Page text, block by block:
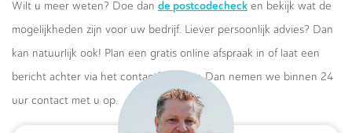
Wilt u meer weten? Doe dan de postcodecheck en bekijk wat de
mogelijkheden zijn voor uw bedrijf. Liever persoonlijk advies? Dan
kan natuurlijk ook! Plan een gratis online afspraak in of laat een
bericht achter via het contactformulier. Dan nemen we binnen 24
uur contact met u op.